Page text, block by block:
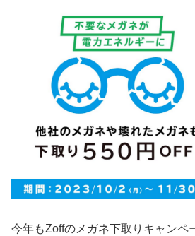
今年もZoffのメガネ下取りキャンペ